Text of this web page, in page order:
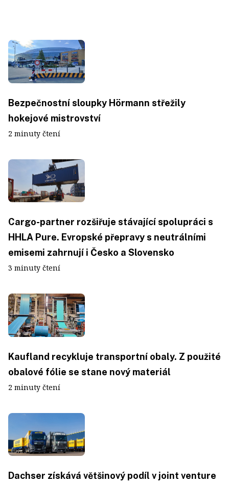
Bezpečnostní sloupky Hörmann střežily
hokejové mistrovství
2 minuty čtení
Cargo-partner rozšiřuje stávající spolupráci s
HHLA Pure. Evropské přepravy s neutrálními
emisemi zahrnují i Česko a Slovensko
3 minuty čtení
Kaufland recykluje transportní obaly. Z použité
obalové fólie se stane nový materiál
2 minuty čtení
Dachser získává většinový podíl v joint venture